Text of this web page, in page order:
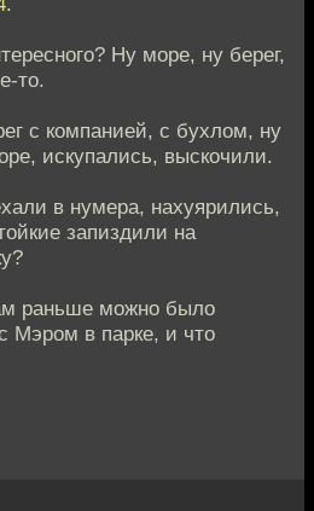
Ну море, ну берег,
то.
с компанией, с бухлом, ну
искупались, выскочили.
в нумера, нахуярились,
запиздили на
раньше можно было
Мэром в парке, и что